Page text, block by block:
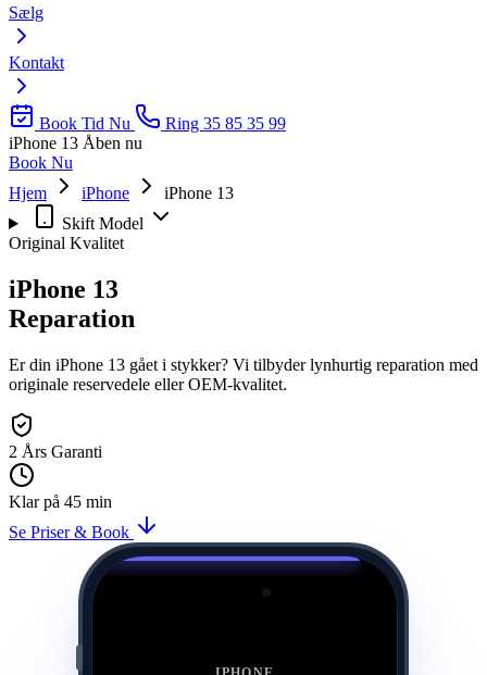
Sælg
Kontakt
Book Tid Nu
Ring 35 85 35 99
iPhone 13 Åben nu
Book Nu
Hjem
iPhone
iPhone 13
Skift Model
Original Kvalitet
iPhone 13
Reparation
Er din iPhone 13 gået i stykker? Vi tilbyder lynhurtig reparation med
originale reservedele eller OEM-kvalitet.
2 Års Garanti
Klar på 45 min
Se Priser & Book
Præcisionslaser reparation af iPhone 13